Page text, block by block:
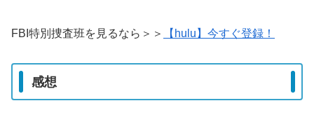
FBI特別捜査班を見るなら＞＞ 【hulu】今すぐ登録！
感想